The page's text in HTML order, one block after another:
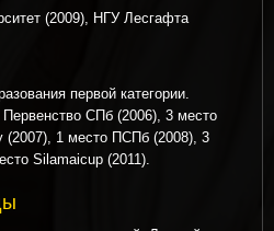
(2009), НГУ Лесгафта
первой категории.
СПб (2006), 3 место
(2007), 1 место ПСПб (2008), 3
Silamaicup (2011).